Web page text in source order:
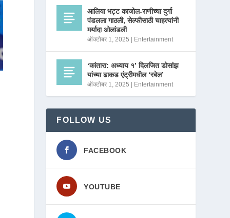
आलिया भट्ट काजोल-राणीच्या दुर्गा
पंडलला गाठली, सेल्फीसाठी चाहत्यांनी
मर्यादा ओलांडली
ऑक्टोबर 1, 2025 Entertainment
‘कांतारा: अध्याय १’ दिलजित डोसांझ
यांच्या ढाकड एंट्रीमधील ‘रबेल’
ऑक्टोबर 1, 2025 Entertainment
FOLLOW US
FACEBOOK
YOUTUBE